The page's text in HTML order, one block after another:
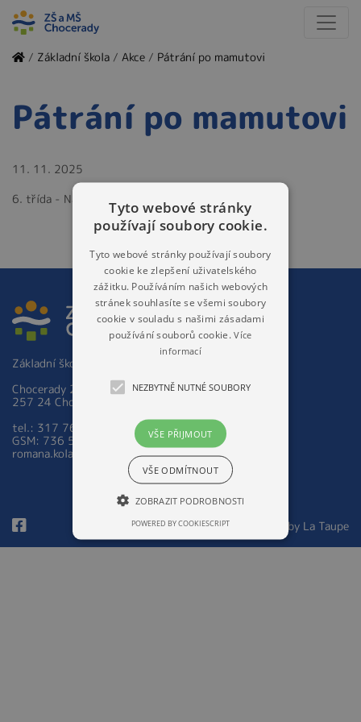
/ Základní škola / Akce / Pátrání po mamutovi
Pátrání po mamutovi
11. 11. 2025
6. třída - Národní muzeum - pravěk
Základní škola a Mateřská škola Chocerady 267
Chocerady 267
257 24 Chocerady
tel.: 317 763 521
GSM: 736 535 973
romana.kolarova@zsmschocerady.cz
© 2026 Design by La Taupe
Tyto webové stránky
používají soubory cookie.
Tyto webové stránky používají soubory
cookie ke zlepšení uživatelského
zážitku. Používáním našich webových
stránek souhlasíte se všemi soubory
cookie v souladu s našimi zásadami
používání souborů cookie.Více
informací
NEZBYTNĚ NUTNÉ SOUBORY
VŠE PŘIJMOUT
VŠE ODMÍTNOUT
ZOBRAZIT PODROBNOSTI
POWERED BY COOKIESCRIPT